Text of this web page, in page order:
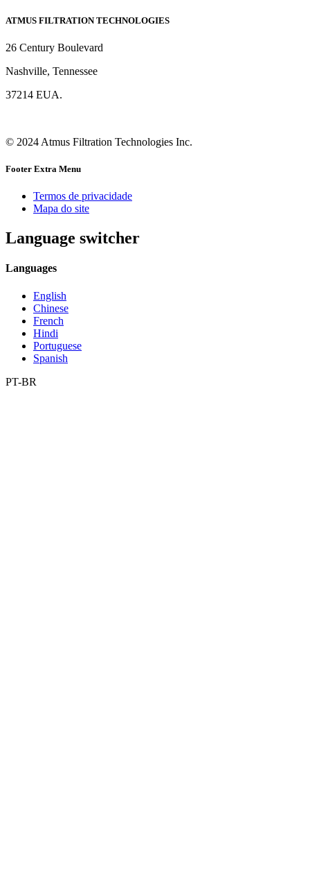
ATMUS FILTRATION TECHNOLOGIES
26 Century Boulevard
Nashville, Tennessee
37214 EUA.
© 2024 Atmus Filtration Technologies Inc.
Footer Extra Menu
Termos de privacidade
Mapa do site
Language switcher
Languages
English
Chinese
French
Hindi
Portuguese
Spanish
PT-BR